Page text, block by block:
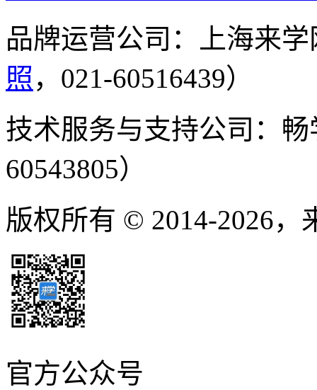
品牌运营公司：上海来
照 ，021-60516439）
技术服务与支持公司：
60543805）
版权所有 © 2014-2026，
官方公众号